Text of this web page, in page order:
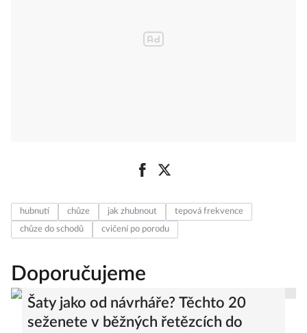
hubnutí chůze jak zhubnout
tepová frekvence
chůze do schodů
cvičení po porodu
Doporučujeme
Šaty jako od návrháře? Těchto 20
seženete v běžných řetězcích do